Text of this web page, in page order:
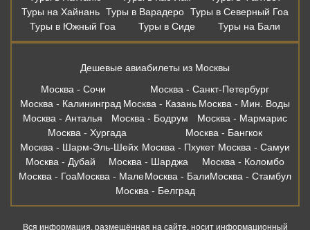
Туры на Хайнань Туры в Варадеро Туры в Северный Гоа
Туры в Южный Гоа
Туры в Сиде Туры на Бали
Дешевые авиабилеты из Москвы
Москва - Сочи
Москва - Санкт-Петербург
Москва - Калининград Москва - Казань Москва - Мин. Воды
Москва - Анталья
Москва - Бодрум
Москва - Мармарис
Москва - Хургада
Москва - Бангкок
Москва - Шарм-Эль-Шейх Москва - Пхукет Москва - Самуи
Москва - Дубай
Москва - Шарджа
Москва - Коломбо
Москва - ГоаМосква - МалеМосква - БалиМосква - Стамбул
Москва - Белград
Вся информация, размещённая на сайте, носит информационный